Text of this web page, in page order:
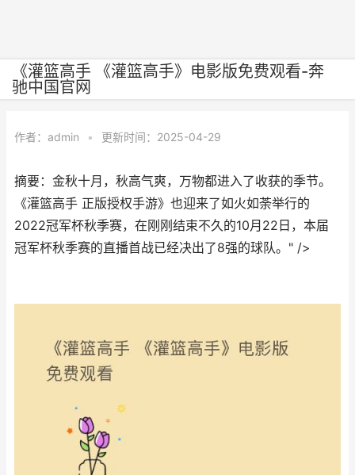
《灌篮高手 《灌篮高手》电影版免费观看-奔
驰中国官网
作者： admin • 更新时间：2025-04-29
摘要：金秋十月，秋高气爽，万物都进入了收获的季节。
《灌篮高手 正版授权手游》也迎来了如火如荼举行的
2022冠军杯秋季赛，在刚刚结束不久的10月22日，本届
冠军杯秋季赛的直播首战已经决出了8强的球队。" />